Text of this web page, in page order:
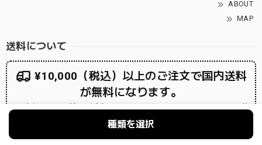
ABOUT
MAP
送料について
¥10,000（税込）以上のご注文で国内送料
が無料になります。
※沖縄へ発送ご希望の場合は￥10,000以上ご購
入いただいた場合でも送料が発生致します。
送料追加ページのご購入をお願いしておりま
種類を選択